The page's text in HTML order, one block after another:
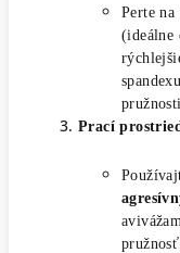
Perte na
(ideálne
pružnosti.
Prací
pružnosť.